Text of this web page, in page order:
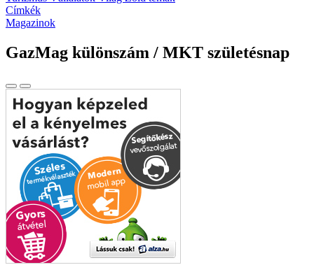
Címkék
Magazinok
GazMag különszám / MKT születésnap